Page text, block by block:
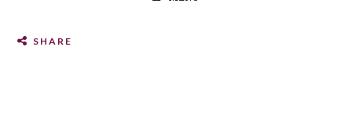
SHARE